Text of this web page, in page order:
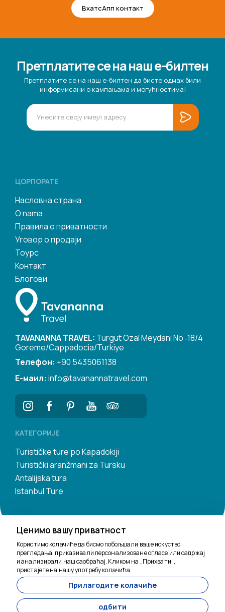
ВхатсАпп контакт
Претплатите се на наш е-билтен
Претплатите се на наш е-билтен да бисте одмах били
информисани о кампањама и могућностима!
ЦОРПОРАТЕ
Насловна страна
O nama
Правила о приватности
Уговор о продаји
Тоурс
Контакт
Блогови
TAVANANNA TRAVEL: Turgut Ozal Meydani No :18/4
Goreme/Cappadocia/Turkiye
Телефон: +90 5435061138
Е-маил: info@tavanannatravel.com
КАТЕГОРИЈЕ
Turističke ture po Kapadokiji
Turistički aranžmani za Tursku
Antalijska tura
Istanbul Ture
11200
Ценимо вашу приватност
Користимо колачиће да бисмо побољшали ваше искуство
прегледања, приказивали персонализоване огласе или садржај
и анализирали наш саобраћај. Кликом на „Прихвати“,
пристајете на нашу употребу колачића.
Прилагодите колачиће
одбити
Ту смо да помогнемо